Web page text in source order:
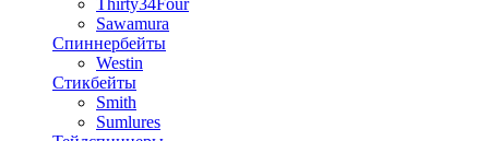
Thirty34Four
Sawamura
Спиннербейты
Westin
Стикбейты
Smith
Sumlures